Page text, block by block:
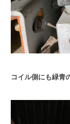
コイル側にも緑青